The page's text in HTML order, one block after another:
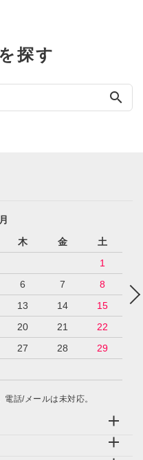
探す
search
木 金
土
1
6 7
8
13 14
15
20 21
22
27 28
29
話/メールは未対応。